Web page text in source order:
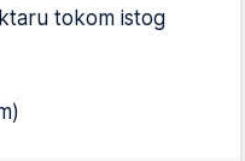
tokom istog